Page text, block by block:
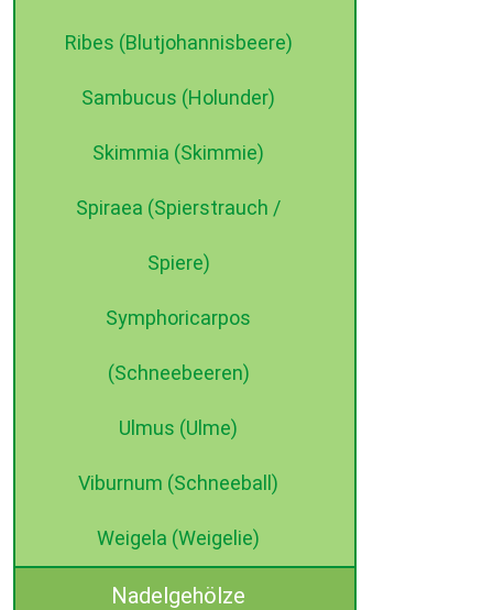
Ribes (Blutjohannisbeere)
Sambucus (Holunder)
Skimmia (Skimmie)
Spiraea (Spierstrauch /
Spiere)
Symphoricarpos
(Schneebeeren)
Ulmus (Ulme)
Viburnum (Schneeball)
Weigela (Weigelie)
Nadelgehölze